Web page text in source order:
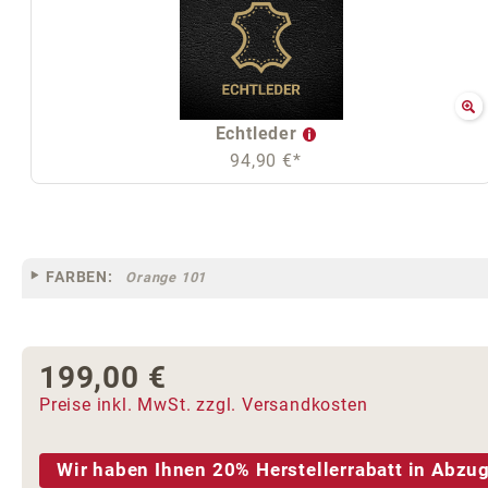
Echtleder
94,90 €*
FARBEN: Orange 101
Regulärer Preis:
199,00 €
Preise inkl. MwSt. zzgl. Versandkosten
Wir haben Ihnen 20% Herstellerrabatt in